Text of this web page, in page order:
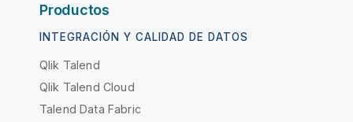
Productos
INTEGRACIÓN Y CALIDAD DE DATOS
Qlik Talend
Qlik Talend Cloud
Talend Data Fabric